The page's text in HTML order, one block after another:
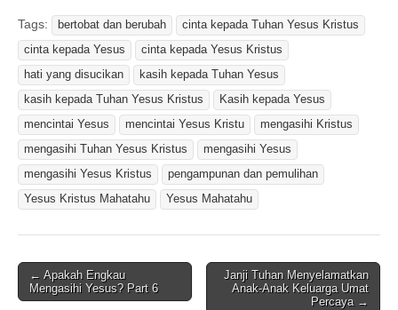
Tags: bertobat dan berubah
cinta kepada Tuhan Yesus Kristus
cinta kepada Yesus
cinta kepada Yesus Kristus
hati yang disucikan
kasih kepada Tuhan Yesus
kasih kepada Tuhan Yesus Kristus
Kasih kepada Yesus
mencintai Yesus
mencintai Yesus Kristu
mengasihi Kristus
mengasihi Tuhan Yesus Kristus
mengasihi Yesus
mengasihi Yesus Kristus
pengampunan dan pemulihan
Yesus Kristus Mahatahu
Yesus Mahatahu
Post
navigation
← Apakah Engkau
Mengasihi Yesus? Part 6
Janji Tuhan Menyelamatkan
Anak-Anak Keluarga Umat
Percaya →